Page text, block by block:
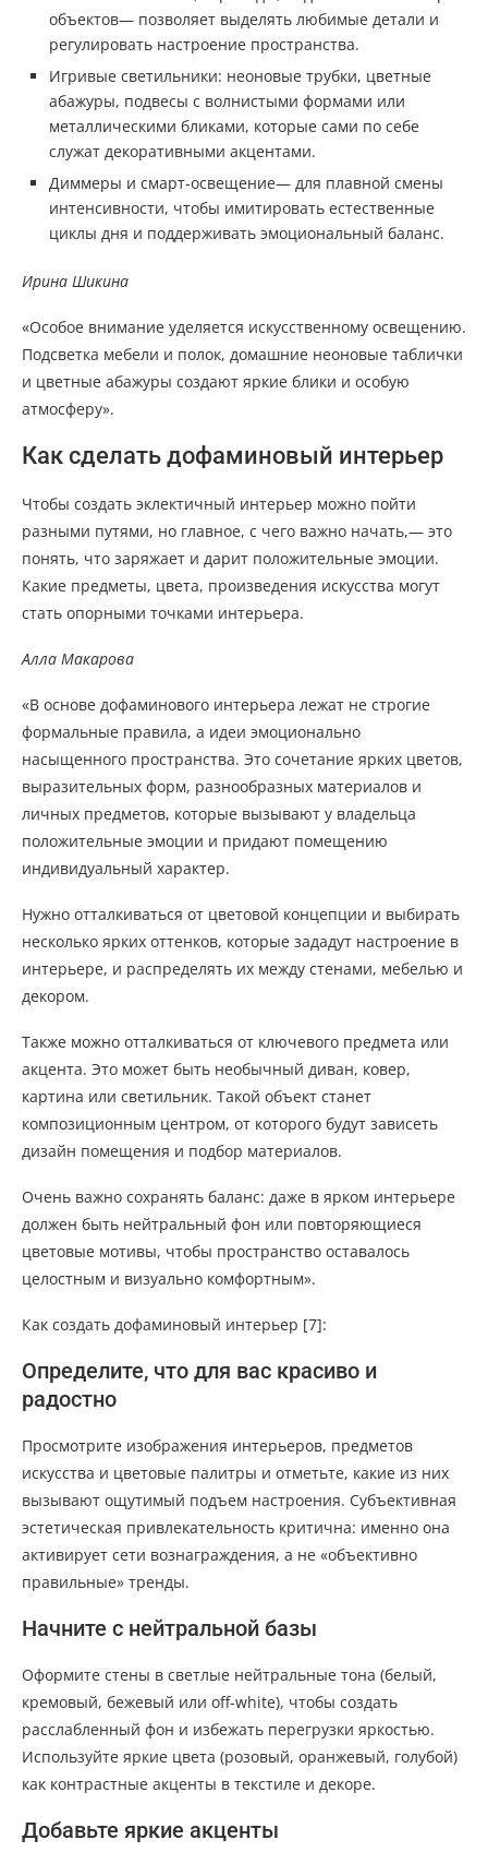
объектов— позволяет выделять любимые детали и
регулировать настроение пространства.
Игривые светильники: неоновые трубки, цветные
абажуры, подвесы с волнистыми формами или
металлическими бликами, которые сами по себе
служат декоративными акцентами.
Диммеры и смарт-освещение— для плавной смены
интенсивности, чтобы имитировать естественные
циклы дня и поддерживать эмоциональный баланс.
Ирина Шикина
«Особое внимание уделяется искусственному освещению.
Подсветка мебели и полок, домашние неоновые таблички
и цветные абажуры создают яркие блики и особую
атмосферу».
Как сделать дофаминовый интерьер
Чтобы создать эклектичный интерьер можно пойти
разными путями, но главное, с чего важно начать,— это
понять, что заряжает и дарит положительные эмоции.
Какие предметы, цвета, произведения искусства могут
стать опорными точками интерьера.
Алла Макарова
«В основе дофаминового интерьера лежат не строгие
формальные правила, а идеи эмоционально
насыщенного пространства. Это сочетание ярких цветов,
выразительных форм, разнообразных материалов и
личных предметов, которые вызывают у владельца
положительные эмоции и придают помещению
индивидуальный характер.
Нужно отталкиваться от цветовой концепции и выбирать
несколько ярких оттенков, которые зададут настроение в
интерьере, и распределять их между стенами, мебелью и
декором.
Также можно отталкиваться от ключевого предмета или
акцента. Это может быть необычный диван, ковер,
картина или светильник. Такой объект станет
композиционным центром, от которого будут зависеть
дизайн помещения и подбор материалов.
Очень важно сохранять баланс: даже в ярком интерьере
должен быть нейтральный фон или повторяющиеся
цветовые мотивы, чтобы пространство оставалось
целостным и визуально комфортным».
Как создать дофаминовый интерьер [7]:
Определите, что для вас красиво и
радостно
Просмотрите изображения интерьеров, предметов
искусства и цветовые палитры и отметьте, какие из них
вызывают ощутимый подъем настроения. Субъективная
эстетическая привлекательность критична: именно она
активирует сети вознаграждения, а не «объективно
правильные» тренды.
Начните с нейтральной базы
Оформите стены в светлые нейтральные тона (белый,
кремовый, бежевый или off-white), чтобы создать
расслабленный фон и избежать перегрузки яркостью.
Используйте яркие цвета (розовый, оранжевый, голубой)
как контрастные акценты в текстиле и декоре.
Добавьте яркие акценты